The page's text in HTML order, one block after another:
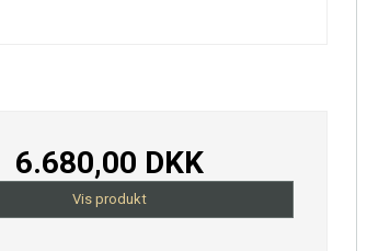
6.680,00 DKK
Vis produkt